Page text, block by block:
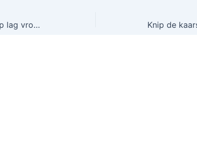
Dit vergeten gebruiksvoorwerp lag vroeger in elk huis, maar waarvoor diende het precies?